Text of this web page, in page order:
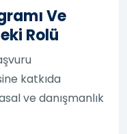
Ve
Rolü
katkıda
ve danışmanlık